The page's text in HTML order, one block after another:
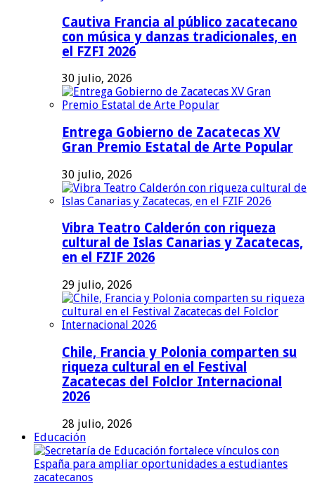
Cautiva Francia al público zacatecano
con música y danzas tradicionales, en
el FZFI 2026
30 julio, 2026
Entrega Gobierno de Zacatecas XV
Gran Premio Estatal de Arte Popular
30 julio, 2026
Vibra Teatro Calderón con riqueza
cultural de Islas Canarias y Zacatecas,
en el FZIF 2026
29 julio, 2026
Chile, Francia y Polonia comparten su
riqueza cultural en el Festival
Zacatecas del Folclor Internacional
2026
28 julio, 2026
Educación